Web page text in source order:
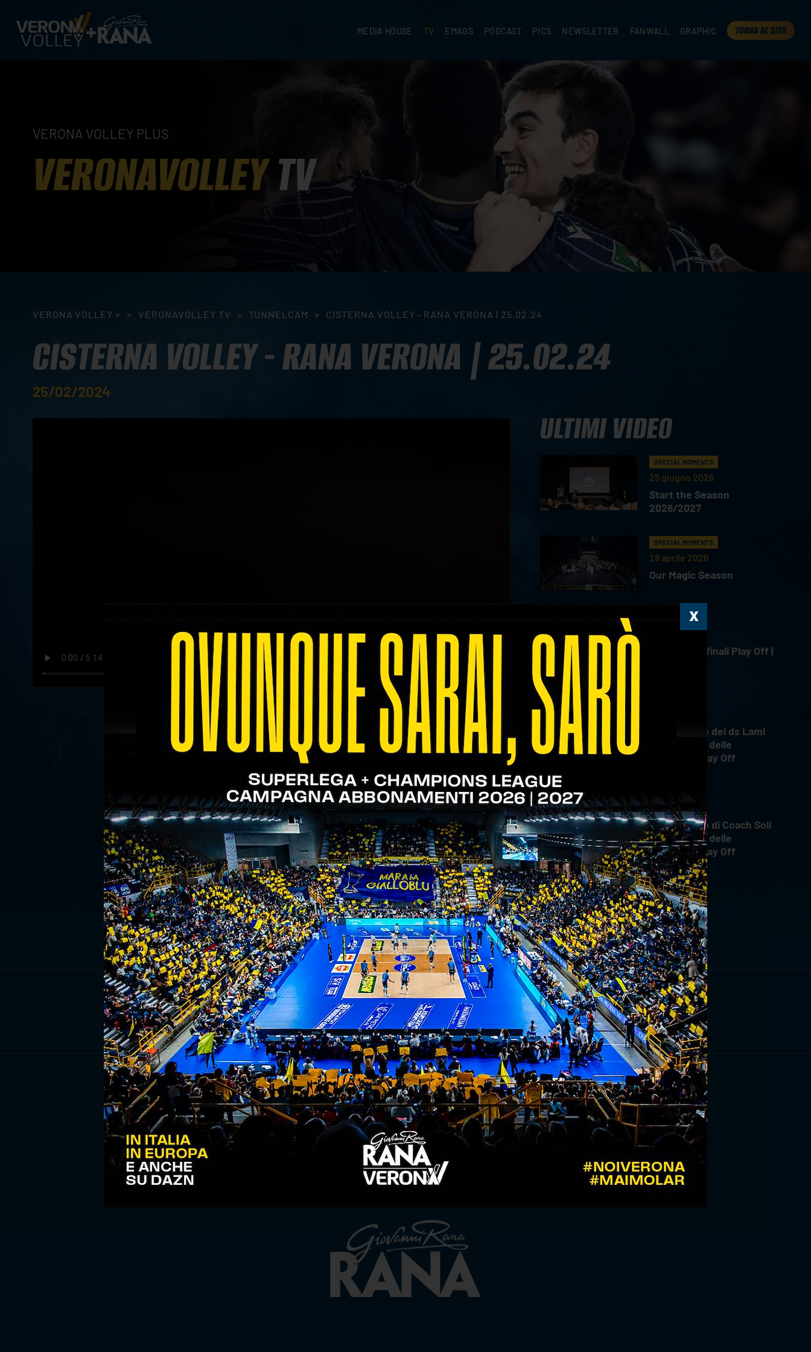
MEDIA HOUSE TV EMAGS PODCAST PICS NEWSLETTER FANWALL GRAPHIC TORNA AL SITO
VERONA VOLLEY PLUS
VERONAVOLLEYTV
VERONA VOLLEY + > VERONAVOLLEY TV > TUNNELCAM > CISTERNA VOLLEY - RANA VERONA | 25.02.24
CISTERNA VOLLEY - RANA VERONA | 25.02.24
25/02/2024
ULTIMI VIDEO
SPECIAL MOMENTS
25 giugno 2026
Start the Season
2026/2027
SPECIAL MOMENTS
28 aprile 2026
Our Magic Season
HIGHLIGHTS
18 aprile 2026
Gara 4 Semifinali Play Off |
Il commento del ds Lami
dopo Gara 4 delle
Semifinali Play Off
18 aprile 2026
Il commento di Coach Soli
dopo Gara 4 delle
Semifinali Play Off
ISCRIVITI ALLANEWSLETTER ISCRIVITI ORA